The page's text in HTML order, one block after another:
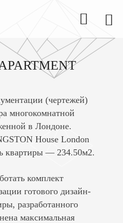
(чертежей)
многокомнатной
в Лондоне.
House London
квартиры — 234.50м2.
комплект
готового дизайн-
разработанного
максимальная